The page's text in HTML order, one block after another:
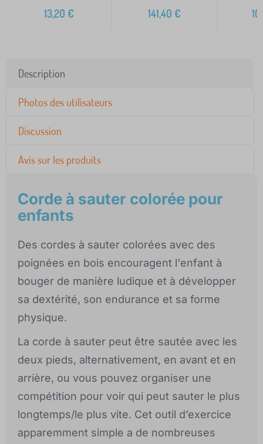
13,20 € 141,40 €
Description
Photos des utilisateurs
Discussion
Avis sur les produits
Corde à sauter colorée pour
enfants
Des cordes à sauter colorées avec des
poignées en bois encouragent l'enfant à
bouger de manière ludique et à développer
sa dextérité, son endurance et sa forme
physique.
La corde à sauter peut être sautée avec les
deux pieds, alternativement, en avant et en
arrière, ou vous pouvez organiser une
compétition pour voir qui peut sauter le plus
longtemps/le plus vite. Cet outil d’exercice
apparemment simple a de nombreuses